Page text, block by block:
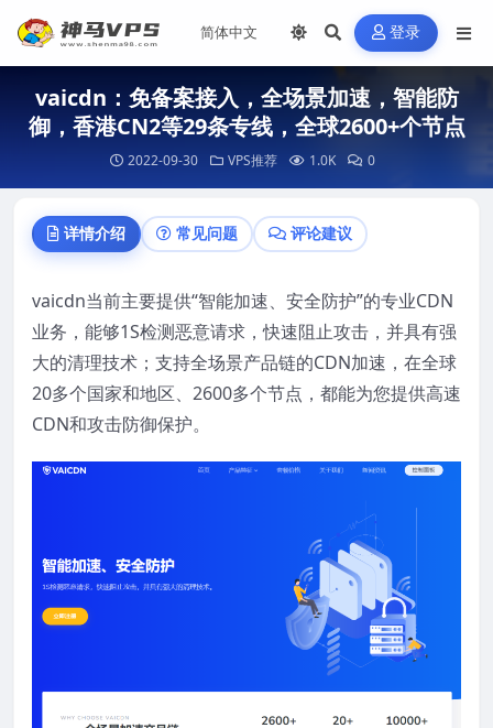
登录
vaicdn：免备案接入，全场景加速，智能防
御，香港CN2等29条专线，全球2600+个节点
2022-09-30 VPS推荐 1.0K 0
详情介绍 常见问题 评论建议
vaicdn当前主要提供“智能加速、安全防护”的专业CDN
业务，能够1S检测恶意请求，快速阻止攻击，并具有强
大的清理技术；支持全场景产品链的CDN加速，在全球
20多个国家和地区、2600多个节点，都能为您提供高速
CDN和攻击防御保护。